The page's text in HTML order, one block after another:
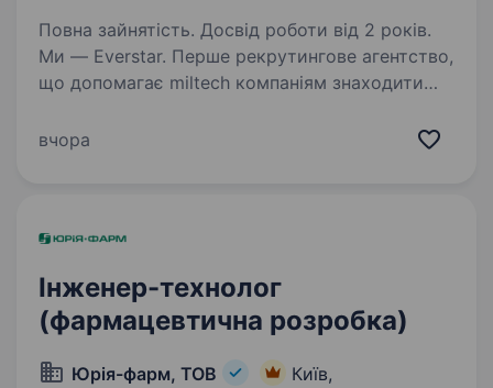
Повна зайнятість. Досвід роботи від 2 років.
Ми — Everstar. Перше рекрутингове агентство,
що допомагає miltech компаніям знаходити
перемогу. Зараз ми у пошуках Інженера —
вчора
Інженер-технолог
(фармацевтична розробка)
Юрія-фарм, ТОВ
Київ,